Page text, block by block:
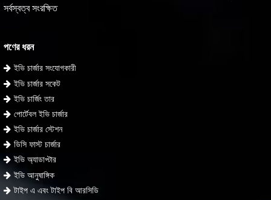
সর্বস্বত্ব সংরক্ষিত
পণের ধরন
ইভি চার্জার সংযোগকারী
ইভি চার্জার সকেট
ইভি চার্জিং তার
পোর্টেবল ইভি চার্জার
ইভি চার্জার স্টেশন
ডিসি ফাস্ট চার্জার
ইভি অ্যাডাপ্টার
ইভি আনুষাঙ্গিক
টাইপ এ এবং টাইপ বি আরসিডি